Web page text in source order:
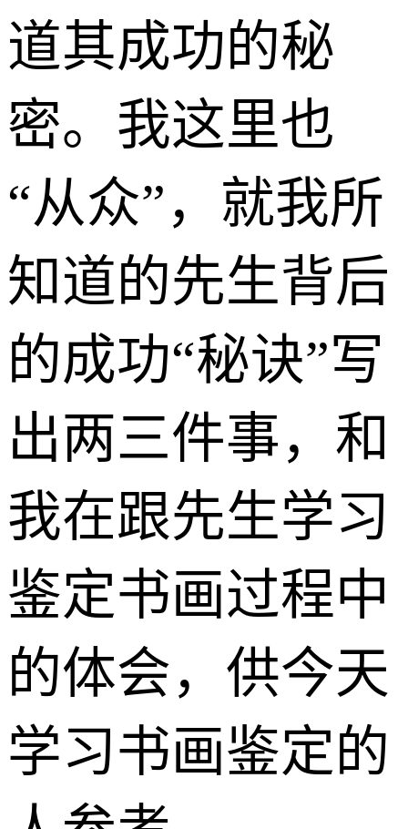
道其成功的秘
密。我这里也
“从众”，就我所
知道的先生背后
的成功“秘诀”写
出两三件事，和
我在跟先生学习
鉴定书画过程中
的体会，供今天
学习书画鉴定的